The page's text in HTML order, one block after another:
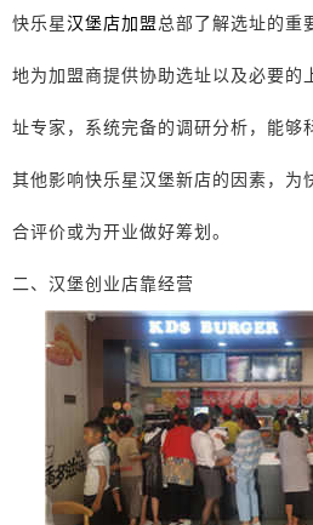
快乐星汉堡店加盟 总部了解选址的重
地为加盟商提供协助选址以及必要的
址专家，系统完备的调研分析，能够
其他影响快乐星汉堡新店的因素，为
合评价或为开业做好筹划。
二、汉堡创业店靠经营